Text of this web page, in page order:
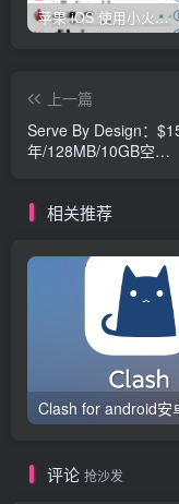
苹果 iOS 使用小火箭(shadowrocket)新手教程
上一篇
Serve By Design：
年/128MB/10GB空
相关推荐
评论 抢沙发